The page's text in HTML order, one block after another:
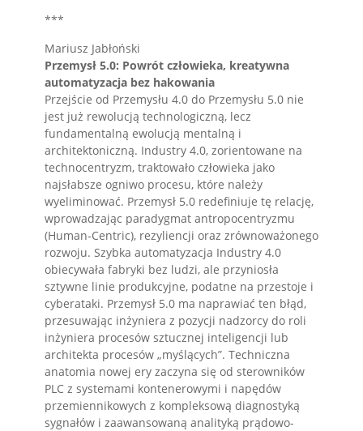
***
Mariusz Jabłoński
Przemysł 5.0: Powrót człowieka, kreatywna
automatyzacja bez hakowania
Przejście od Przemysłu 4.0 do Przemysłu 5.0 nie
jest już rewolucją technologiczną, lecz
fundamentalną ewolucją mentalną i
architektoniczną. Industry 4.0, zorientowane na
technocentryzm, traktowało człowieka jako
najsłabsze ogniwo procesu, które należy
wyeliminować. Przemysł 5.0 redefiniuje tę relację,
wprowadzając paradygmat antropocentryzmu
(Human-Centric), rezyliencji oraz zrównoważonego
rozwoju. Szybka automatyzacja Industry 4.0
obiecywała fabryki bez ludzi, ale przyniosła
sztywne linie produkcyjne, podatne na przestoje i
cyberataki. Przemysł 5.0 ma naprawiać ten błąd,
przesuwając inżyniera z pozycji nadzorcy do roli
inżyniera procesów sztucznej inteligencji lub
architekta procesów „myślących”. Techniczna
anatomia nowej ery zaczyna się od sterowników
PLC z systemami kontenerowymi i napędów
przemiennikowych z kompleksową diagnostyką
sygnałów i zaawansowaną analityką prądowo-